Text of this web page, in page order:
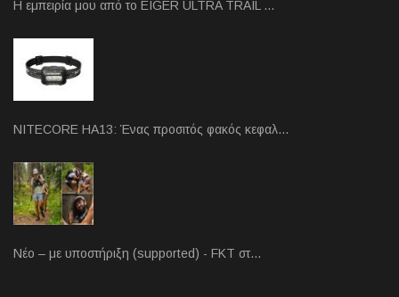
Η εμπειρία μου από το EIGER ULTRA TRAIL …
NITECORE HA13: Ένας προσιτός φακός κεφαλ…
Νέο – με υποστήριξη (supported) - FKT στ…